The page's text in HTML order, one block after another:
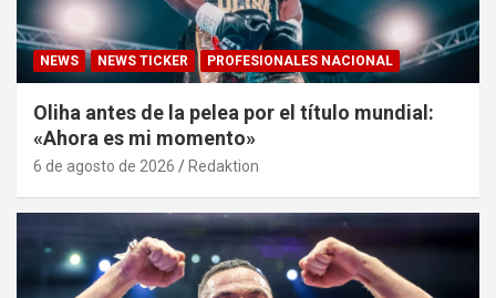
NEWS NEWS TICKER PROFESIONALES NACIONAL
Oliha antes de la pelea por el título mundial:
«Ahora es mi momento»
6 de agosto de 2026 Redaktion